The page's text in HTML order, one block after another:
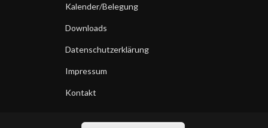
Kalender/Belegung
Downloads
Datenschutzerklärung
Impressum
Kontakt